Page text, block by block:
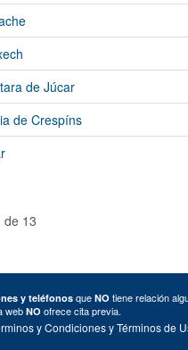
de Júcar
de Crespíns
de 13
y teléfonos que NO tiene relación
web NO ofrece cita previa.
y Condiciones y Términos de